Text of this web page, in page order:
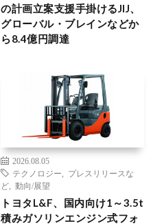
の計画立案支援手掛けるJIJ、
グローバル・ブレインなどか
ら8.4億円調達
2026.08.05
テクノロジー
プレスリリースな
ど
動向/展望
トヨタL&F、国内向け1～3.5t
積みガソリンエンジン式フォ